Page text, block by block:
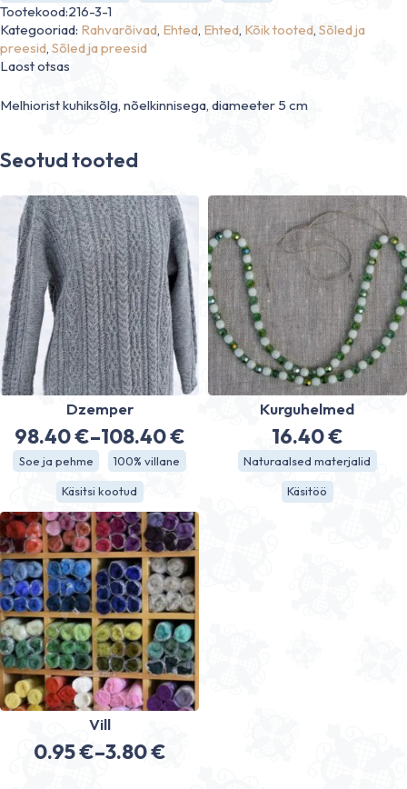
Tootekood:216-3-1
Kategooriad: Rahvarõivad, Ehted, Ehted, Kõik tooted, Sõled ja
preesid, Sõled ja preesid
Laost otsas
Melhiorist kuhiksõlg, nõelkinnisega, diameeter 5 cm
Seotud tooted
Dzemper
98.40€–108.40€
Hinnavahemik:
98.40 €
kuni
108.40 €
Soe ja pehme 100% villane
Käsitsi kootud
Kurguhelmed
16.40€
Naturaalsed materjalid
Käsitöö
Vill
0.95€–3.80€
Hinnavahemik: